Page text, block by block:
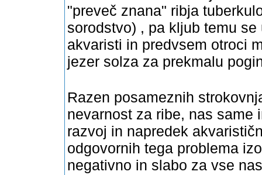
"preveč znana" ribja
sorodstvo) , pa kljub temu
akvaristi in predvsem otroci
jezer solza za prekmalu
Razen posameznih
nevarnost za ribe, nas same
razvoj in napredek
odgovornih tega problema
negativno in slabo za vse